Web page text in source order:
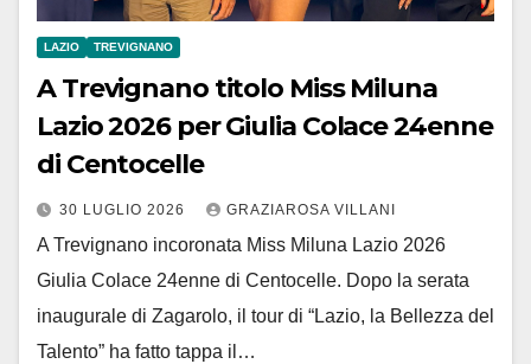
LAZIO TREVIGNANO
A Trevignano titolo Miss Miluna
Lazio 2026 per Giulia Colace 24enne
di Centocelle
30 LUGLIO 2026 GRAZIAROSA VILLANI
A Trevignano incoronata Miss Miluna Lazio 2026
Giulia Colace 24enne di Centocelle. Dopo la serata
inaugurale di Zagarolo, il tour di “Lazio, la Bellezza del
Talento” ha fatto tappa il…